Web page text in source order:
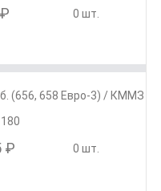
0 шт.
(656, 658 Евро-3) / КММЗ
₽ 0 шт.